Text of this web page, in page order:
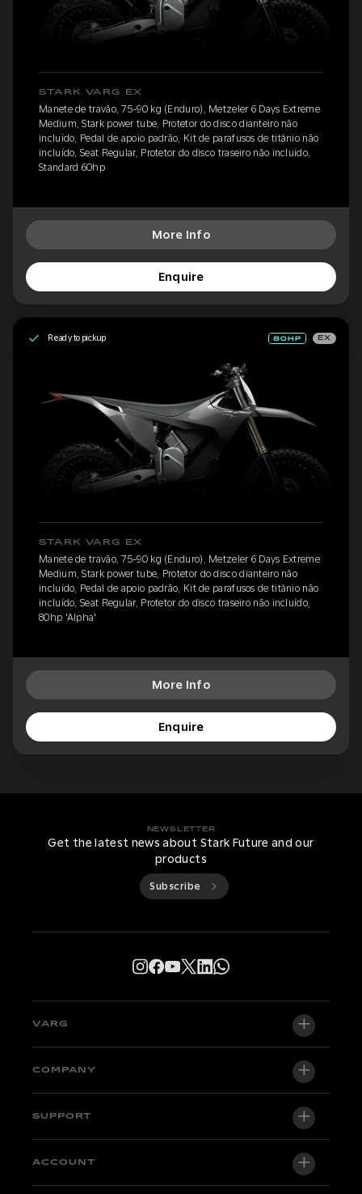
STARK VARG EX
Manete de travão, 75-90 kg (Enduro), Metzeler 6 Days Extreme
Medium, Stark power tube, Protetor do disco dianteiro não
incluído, Pedal de apoio padrão, Kit de parafusos de titânio não
incluído, Seat Regular, Protetor do disco traseiro não incluído,
Standard 60hp
More Info
Enquire
Ready to pickup EX
STARK VARG EX
Manete de travão, 75-90 kg (Enduro), Metzeler 6 Days Extreme
Medium, Stark power tube, Protetor do disco dianteiro não
incluído, Pedal de apoio padrão, Kit de parafusos de titânio não
incluído, Seat Regular, Protetor do disco traseiro não incluído,
80hp 'Alpha'
More Info
Enquire
NEWSLETTER
Get the latest news about Stark Future and our
products
Subscribe
VARG
VARG EX
Factory Edition
Bikes in stock
COMPANY
About us
SUPPORT
Support central
ACCOUNT